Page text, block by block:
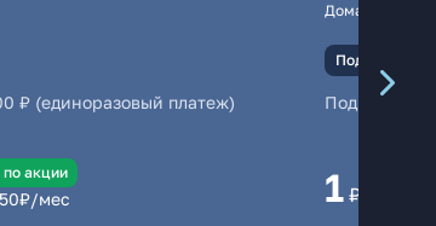
₽ (единоразовый платеж)
акции
₽/мес
Домашний
Подключение
1 ₽/мес